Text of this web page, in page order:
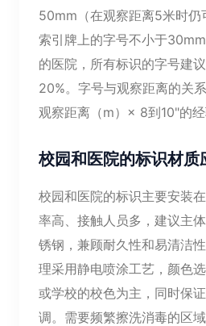
50mm（在观察距离5米时仍
索引牌上的字号不小于
的医院，所有标识的字号建
20%。字号与观察距离的关
观察距离（m）× 8到10"的经
校园和医院的标识材质
校园和医院的标识主要安装
率高、接触人员多，建议主
锈钢，兼顾耐久性和易清洁
理采用静电喷涂工艺，颜色
或学校的校色为主，同时保
调。需要频繁擦洗消毒的区